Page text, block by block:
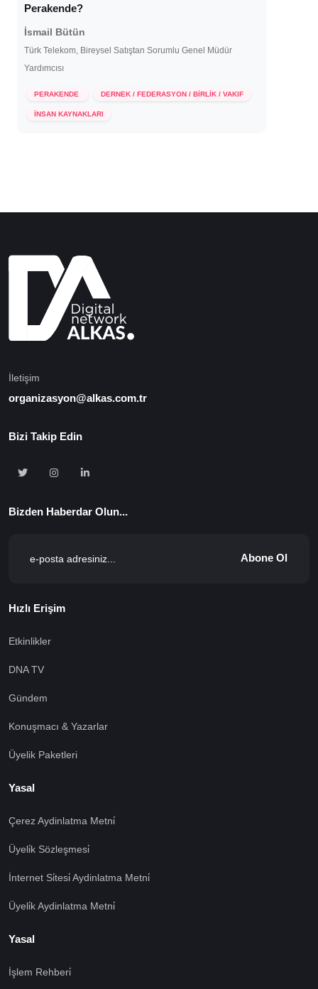
Perakende?
İsmail Bütün
Türk Telekom, Bireysel Satıştan Sorumlu Genel Müdür
Yardımcısı
PERAKENDE DERNEK / FEDERASYON / BİRLİK / VAKIF
İNSAN KAYNAKLARI
İletişim
organizasyon@alkas.com.tr
Bizi Takip Edin
Bizden Haberdar Olun...
Abone Ol
Hızlı Erişim
Etkinlikler
DNA TV
Gündem
Konuşmacı & Yazarlar
Üyelik Paketleri
Yasal
Çerez Aydinlatma Metni̇
Üyeli̇k Sözleşmesi̇
İnternet Si̇tesi̇ Aydinlatma Metni̇
Üyeli̇k Aydinlatma Metni̇
Yasal
İşlem Rehberi̇